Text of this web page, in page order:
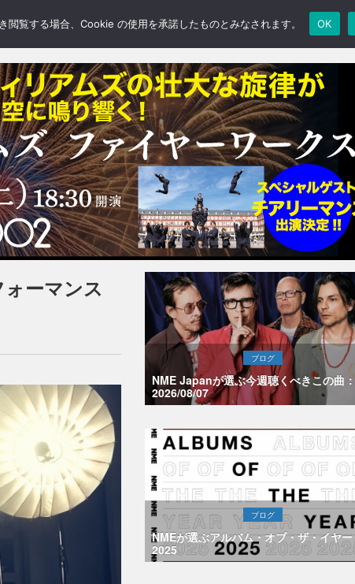
ーマンス
ブログ
NME Japanが選ぶ今週聴くべきこの曲：
2026/08/07
ブログ
NMEが選ぶアルバム・オブ・ザ・イヤー
2025
覧する場合、Cookie の使用を承諾したものとみなされます。 OK